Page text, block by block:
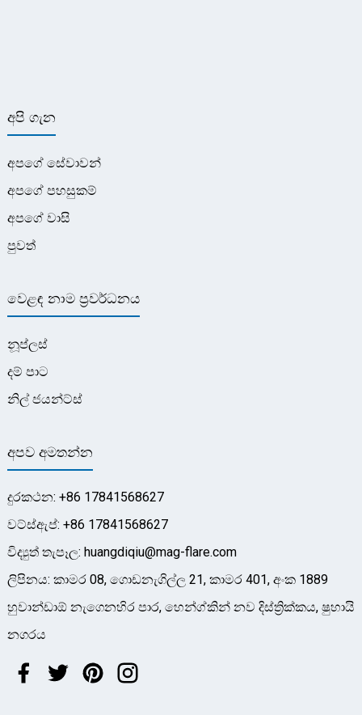
අපි ගැන
අපගේ සේවාවන්
අපගේ පහසුකම්
අපගේ වාසි
පුවත්
වෙළඳ නාම ප්‍රවර්ධනය
නූප්ලස්
දම් පාට
නිල් ජයන්ට්ස්
අපව අමතන්න
දුරකථන: +86 17841568627
වට්ස්ඇප්: +86 17841568627
විද්‍යුත් තැපෑල: huangdiqiu@mag-flare.com
ලිපිනය: කාමර 08, ගොඩනැගිල්ල 21, කාමර 401, අංක 1889
හුවාන්ඩාඕ නැගෙනහිර පාර, හෙන්ග්කින් නව දිස්ත්‍රික්කය, ෂුහායි
නගරය